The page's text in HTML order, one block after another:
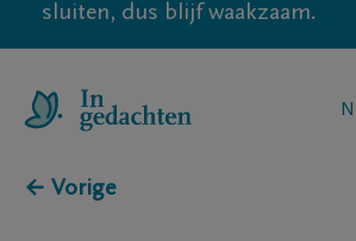
sluiten, dus blijf waakzaam.
← Vorige